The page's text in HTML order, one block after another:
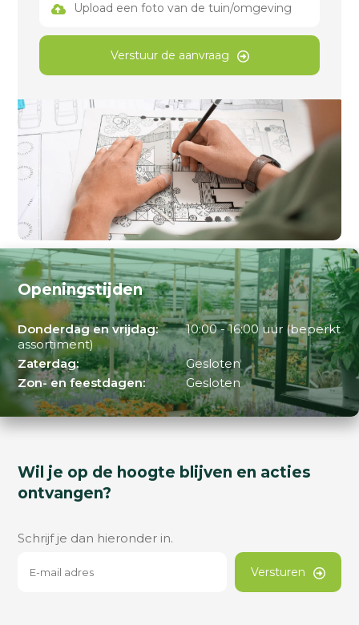
Upload een foto van de tuin/omgeving
Verstuur de aanvraag
Openingstijden
Donderdag en vrijdag:
10:00 - 16:00 uur (beperkt
assortiment)
Zaterdag:
Gesloten
Zon- en feestdagen:
Gesloten
Wil je op de hoogte blijven en acties
ontvangen?
Schrijf je dan hieronder in.
Versturen